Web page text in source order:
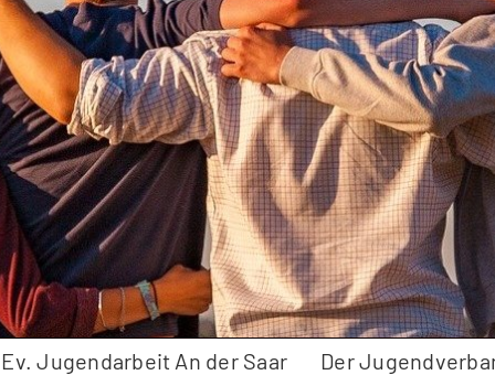
Jugendarbeit An der Saar
Der